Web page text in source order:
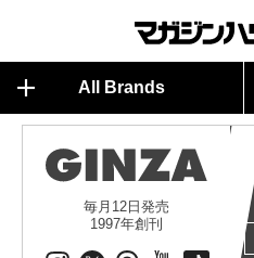
All Brands
毎月12日発売
1997年創刊